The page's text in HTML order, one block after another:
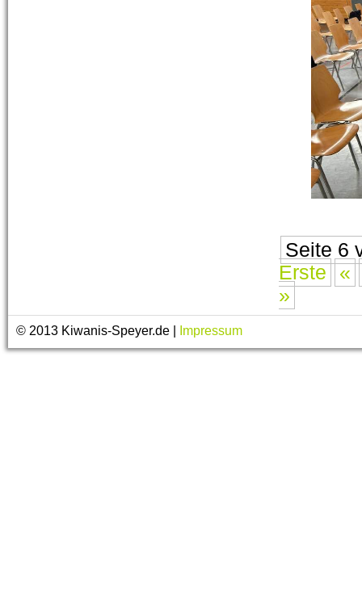
Seite 6
Erste
«
»
© 2013 Kiwanis-Speyer.de | Impressum